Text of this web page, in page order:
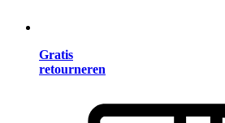
Gratis
retourneren